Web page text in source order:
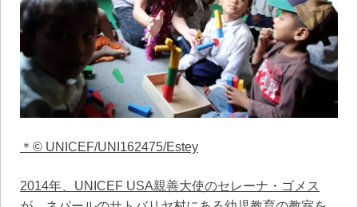
＊© UNICEF/UNI162475/Estey
2014年、UNICEF USA親善大使のセレーナ・ゴメス